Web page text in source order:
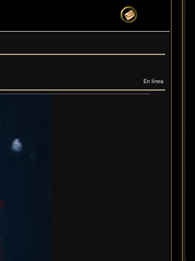
En línea